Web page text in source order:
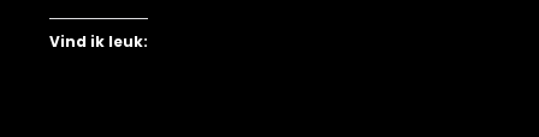
Vind ik leuk: